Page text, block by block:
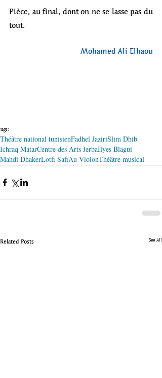
Pièce, au final, dont on ne se lasse pas du
tout.
Mohamed Ali Elhaou
Tags:
Théâtre national tunisienFadhel JaziriSlim Dhib
Ichraq MatarCentre des Arts JerbaIlyes Blagui
Mahdi DhakerLotfi SafiAu ViolonThéâtre musical
Related Posts See All